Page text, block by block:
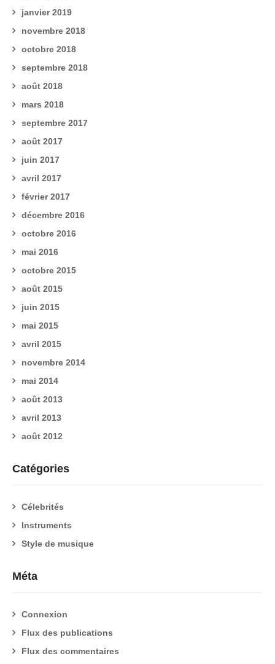
janvier 2019
novembre 2018
octobre 2018
septembre 2018
août 2018
mars 2018
septembre 2017
août 2017
juin 2017
avril 2017
février 2017
décembre 2016
octobre 2016
mai 2016
octobre 2015
août 2015
juin 2015
mai 2015
avril 2015
novembre 2014
mai 2014
août 2013
avril 2013
août 2012
Catégories
Célebrités
Instruments
Style de musique
Méta
Connexion
Flux des publications
Flux des commentaires